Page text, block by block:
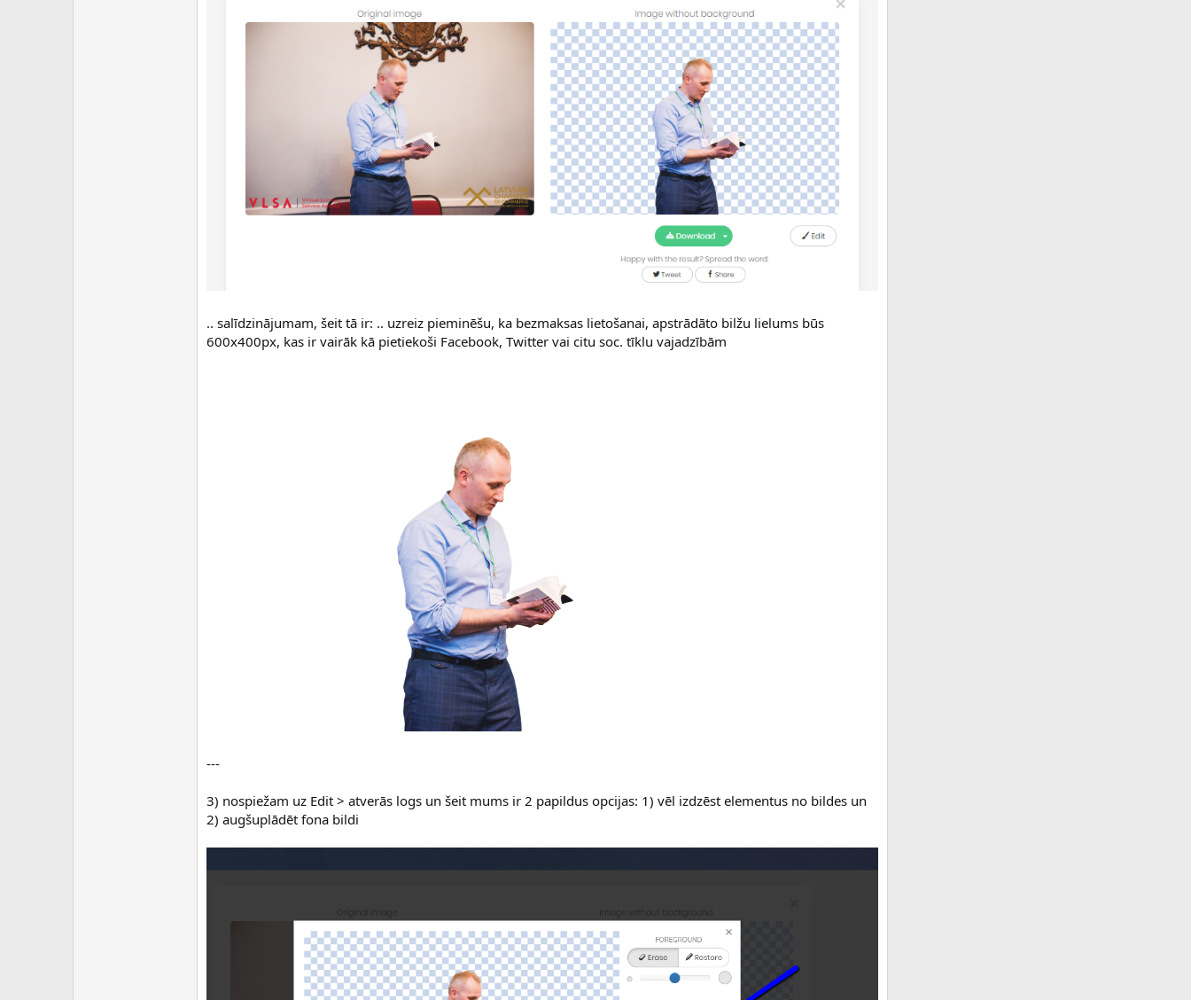
.. salīdzinājumam, šeit tā ir: .. uzreiz pieminēšu, ka bezmaksas lietošanai, apstrādāto bilžu lielums būs
600x400px, kas ir vairāk kā pietiekoši Facebook, Twitter vai citu soc. tīklu vajadzībām
---
3) nospiežam uz Edit > atverās logs un šeit mums ir 2 papildus opcijas: 1) vēl izdzēst elementus no bildes un
2) augšuplādēt fona bildi